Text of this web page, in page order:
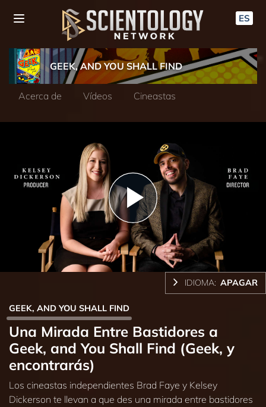
ES
GEEK, AND YOU SHALL FIND
Acerca de Vídeos Cineastas
Play
Video
IDIOMA: APAGAR
GEEK, AND YOU SHALL FIND
Una Mirada Entre Bastidores a
Geek, and You Shall Find (Geek, y
encontrarás)
Los cineastas independientes Brad Faye y Kelsey
Dickerson te llevan a que des una mirada entre bastidores